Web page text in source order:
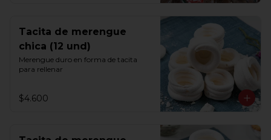
Tacita de merengue
chica (12 und)
Merengue duro en forma de tacita
para rellenar
$4.600